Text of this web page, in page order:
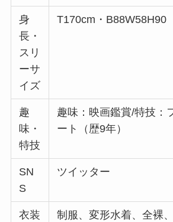
身
長・
スリ
ーサ
イズ
T170cm・B88W58H90
趣
味・
特技
趣味：映画鑑賞/特技：
ート（歴9年）
SN
S
ツイッター
衣装
制服、変形水着、全裸